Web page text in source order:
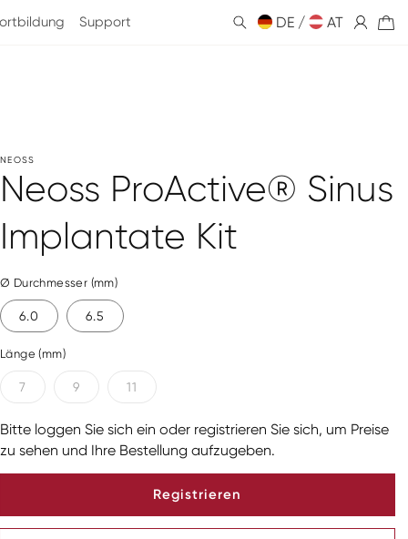
Support DE / AT
Einloggen
Warenkorb
NEOSS
Neoss ProActive® Sinus
Implantate Kit
Ø Durchmesser (mm)
6.0 6.5
Länge (mm)
7 9 11
Bitte loggen Sie sich ein oder registrieren Sie sich, um Preise
zu sehen und Ihre Bestellung aufzugeben.
Registrieren